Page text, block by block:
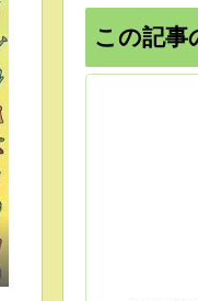
この記事